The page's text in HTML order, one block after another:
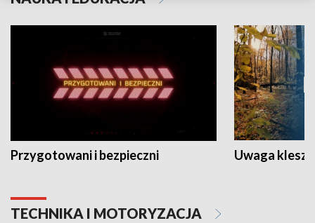
Przygotowani i bezpieczni Uwaga
TECHNIKA I MOTORYZACJA